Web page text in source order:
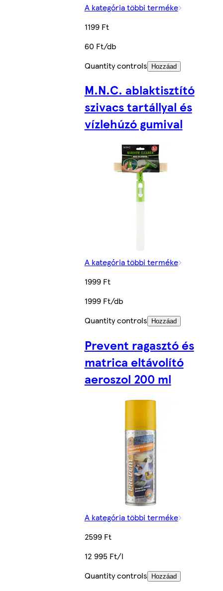
A kategória többi terméke
1199 Ft
60 Ft/db
Quantity controls
Hozzáad
M.N.C. ablaktisztító
szivacs tartállyal és
vízlehúzó gumival
A kategória többi terméke
1999 Ft
1999 Ft/db
Quantity controls
Hozzáad
Prevent ragasztó és
matrica eltávolító
aeroszol 200 ml
A kategória többi terméke
2599 Ft
12 995 Ft/l
Quantity controls
Hozzáad